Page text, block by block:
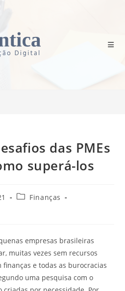
das PMEs
superá-los
Categoria
Finanças
empresas brasileiras
muitas vezes sem recursos
e todas as burocracias
uma pesquisa com o